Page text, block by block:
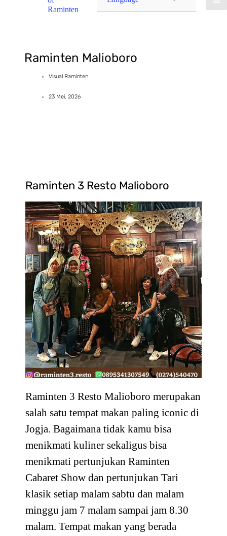
Raminten
Raminten Malioboro
Visual Raminten
23 Mei, 2026
Raminten 3 Resto Malioboro
Raminten 3 Resto Malioboro merupakan
salah satu tempat makan paling iconic di
Jogja. Bagaimana tidak kamu bisa
menikmati kuliner sekaligus bisa
menikmati pertunjukan Raminten
Cabaret Show dan pertunjukan Tari
klasik setiap malam sabtu dan malam
minggu jam 7 malam sampai jam 8.30
malam. Tempat makan yang berada